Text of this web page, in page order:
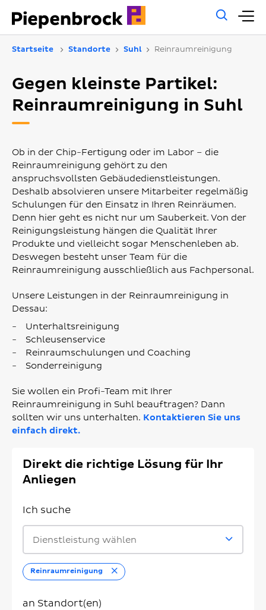
Startseite Standorte Suhl Reinraumreinigung
Gegen kleinste Partikel:
Reinraumreinigung in Suhl
Ob in der Chip-Fertigung oder im Labor – die
Reinraumreinigung gehört zu den
anspruchsvollsten Gebäudedienstleistungen.
Deshalb absolvieren unsere Mitarbeiter regelmäßig
Schulungen für den Einsatz in Ihren Reinräumen.
Denn hier geht es nicht nur um Sauberkeit. Von der
Reinigungsleistung hängen die Qualität Ihrer
Produkte und vielleicht sogar Menschenleben ab.
Deswegen besteht unser Team für die
Reinraumreinigung ausschließlich aus Fachpersonal.
Unsere Leistungen in der Reinraumreinigung in
Dessau:
Unterhaltsreinigung
Schleusenservice
Reinraumschulungen und Coaching
Sonderreinigung
Sie wollen ein Profi-Team mit Ihrer
Reinraumreinigung in Suhl beauftragen? Dann
sollten wir uns unterhalten. Kontaktieren Sie uns
einfach direkt.
Direkt die richtige Lösung für Ihr
Anliegen
Ich suche
Dienstleistung wählen
Reinraumreinigung Entfernen
an Standort(en)